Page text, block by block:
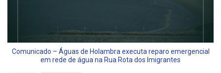
Comunicado – Águas de Holambra executa reparo emergencial
em rede de água na Rua Rota dos Imigrantes